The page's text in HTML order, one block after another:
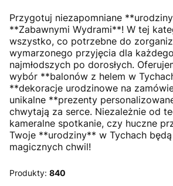
Przygotuj niezapomniane
**Zabawnymi Wydrami**! W tej
wszystko, co potrzebne do
wymarzonego przyjęcia dla
najmłodszych po dorosłych.
wybór **balonów z helem w
**dekoracje urodzinowe na
unikalne **prezenty
chwytają za serce. Niezależnie od
kameralne spotkanie, czy huczne
Twoje **urodziny** w Tychach będą
magicznych chwil!
Produkty: 840